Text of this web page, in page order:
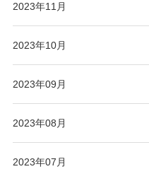
2023年11月
2023年10月
2023年09月
2023年08月
2023年07月